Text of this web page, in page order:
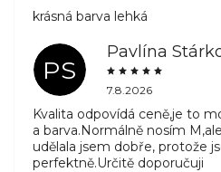
krásná barva lehká
PS
Pavlína
7.8.2026
Kvalita odpovídá ceně,je to
a barva.Normálně nosím
udělala jsem dobře, protože
perfektně.Určitě doporučuji